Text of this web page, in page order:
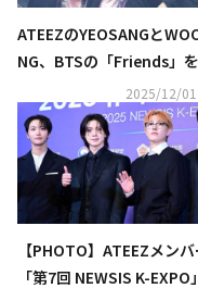
ATEEZのYEOSANGと
NG、BTSの「Friends」
ー！2人の微笑ましい映
注目
2025/12/
【PHOTO】ATEEZメン
「第7回 NEWSIS K-EXPO